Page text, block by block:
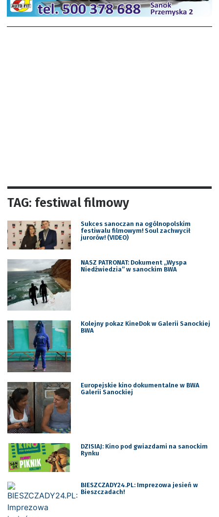
TAG: festiwal filmowy
Sukces sanoczan na ogólnopolskim
festiwalu filmowym! Soul zachwycił
jurorów! (VIDEO)
NASZ PATRONAT: Dokument „Wyspa
Niedźwiedzia” w sanockim BWA
Kolejny pokaz KineDok w Galerii Sanockiej
BWA
Europejskie kino dokumentalne w BWA
Galerii Sanockiej
DZISIAJ: Kino pod gwiazdami na sanockim
Rynku
BIESZCZADY24.PL: Imprezowa jesień w
Bieszczadach!